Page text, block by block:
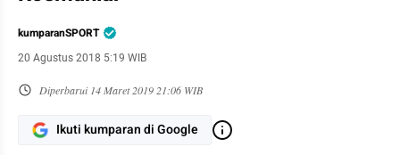
kumparanSPORT
20 Agustus 2018 5:19 WIB
Diperbarui 14 Maret 2019 21:06 WIB
Ikuti kumparan di Google